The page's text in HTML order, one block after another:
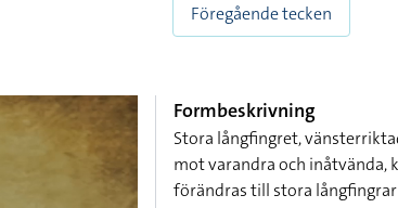
Föregående tecken
Formbeskrivning
Stora långfingret,
mot varandra och
förändras till stora långfingrar